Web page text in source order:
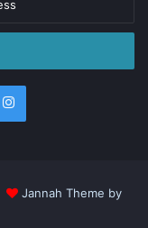
Jannah Theme by